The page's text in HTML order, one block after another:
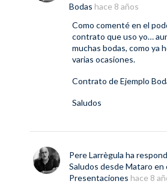
Bodas hace 8 años
Como comenté en el
contrato que uso yo…
muchas bodas, como ya
varias ocasiones.
Contrato de Ejemplo
Saludos
Pere Larrègula ha
Saludos desde Mataro en
Presentaciones hace 8